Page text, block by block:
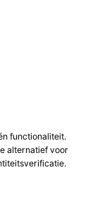
functionaliteit.
alternatief voor